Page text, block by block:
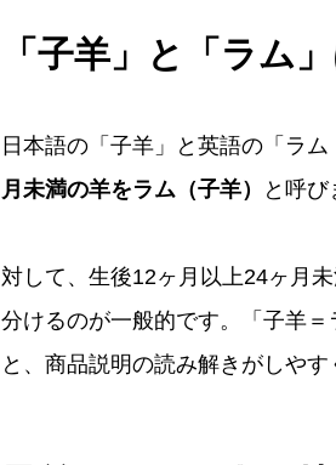
「子羊」と「ラム
日本語の「子羊」と英語の「ラ
月未満の羊をラム（子羊）
と呼
対して、生後12ヶ月以上24ヶ月
分けるのが一般的です。「子羊
と、商品説明の読み解きがしやす